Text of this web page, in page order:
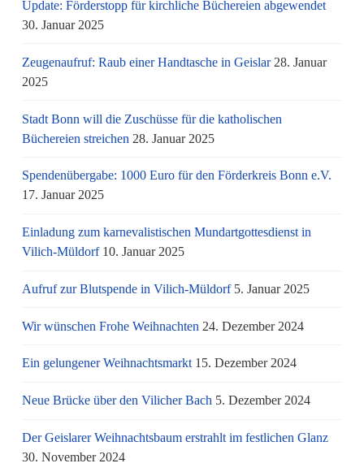
Update: Förderstopp für kirchliche Büchereien abgewendet
30. Januar 2025
Zeugenaufruf: Raub einer Handtasche in Geislar 28. Januar
2025
Stadt Bonn will die Zuschüsse für die katholischen
Büchereien streichen 28. Januar 2025
Spendenübergabe: 1000 Euro für den Förderkreis Bonn e.V.
17. Januar 2025
Einladung zum karnevalistischen Mundartgottesdienst in
Vilich-Müldorf 10. Januar 2025
Aufruf zur Blutspende in Vilich-Müldorf 5. Januar 2025
Wir wünschen Frohe Weihnachten 24. Dezember 2024
Ein gelungener Weihnachtsmarkt 15. Dezember 2024
Neue Brücke über den Vilicher Bach 5. Dezember 2024
Der Geislarer Weihnachtsbaum erstrahlt im festlichen Glanz
30. November 2024